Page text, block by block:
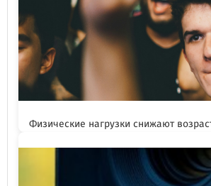
Физические нагрузки снижают